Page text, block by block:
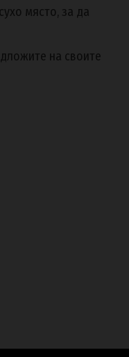
място, за да
на своите